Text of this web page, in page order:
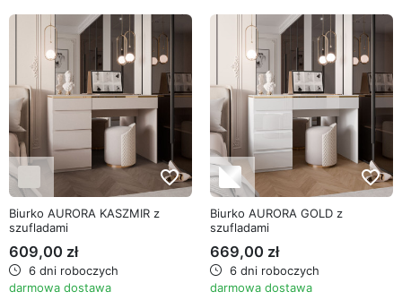
favorite_border
Biurko AURORA KASZMIR z
szufladami
609,00 zł
6 dni roboczych
darmowa dostawa
favorite_border
Biurko AURORA GOLD z
szufladami
669,00 zł
6 dni roboczych
darmowa dostawa